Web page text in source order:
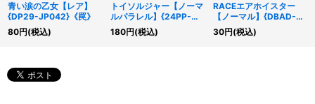
青い涙の乙女【レア】
{DP29-JP042}《罠》
80円(税込)
トイソルジャー【ノーマ
ルパラレル】{24PP-
JP001}《モンスター》
180円(税込)
RACEエアホイスター
【ノーマル】{DBAD-
JP002}《モンスター》
30円(税込)